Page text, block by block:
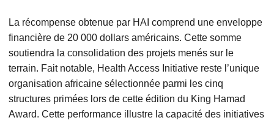
La récompense obtenue par HAI comprend une enveloppe
financière de 20 000 dollars américains. Cette somme
soutiendra la consolidation des projets menés sur le
terrain. Fait notable, Health Access Initiative reste l’unique
organisation africaine sélectionnée parmi les cinq
structures primées lors de cette édition du King Hamad
Award. Cette performance illustre la capacité des initiatives